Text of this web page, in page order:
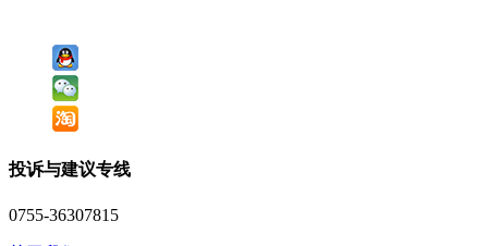
投诉与建议专线
0755-36307815